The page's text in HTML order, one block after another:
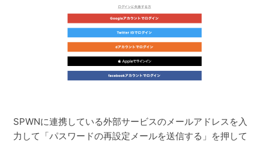
SPWNに連携している外部サービスのメールアドレスを入
力して「パスワードの再設定メールを送信する」を押して